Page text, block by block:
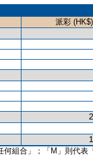
派彩 (HK$)
組合」；「M」則代表